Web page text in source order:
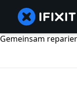
Gemeinsam